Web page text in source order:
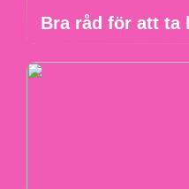
Bra råd för att ta